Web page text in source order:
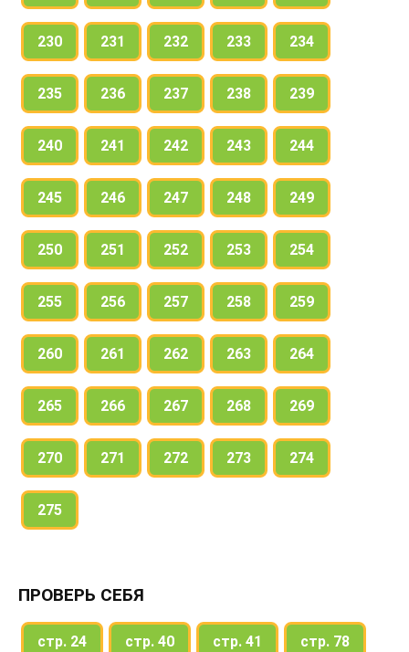
230 231 232 233 234
235 236 237 238 239
240 241 242 243 244
245 246 247 248 249
250 251 252 253 254
255 256 257 258 259
260 261 262 263 264
265 266 267 268 269
270 271 272 273 274
275
ПРОВЕРЬ СЕБЯ
стр. 24 стр. 40 стр. 41 стр. 78